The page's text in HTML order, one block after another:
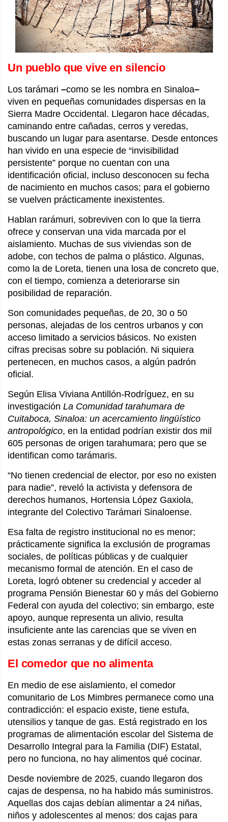
Un pueblo que vive en silencio
Los tarámari –como se les nombra en Sinaloa–
viven en pequeñas comunidades dispersas en la
Sierra Madre Occidental. Llegaron hace décadas,
caminando entre cañadas, cerros y veredas,
buscando un lugar para asentarse. Desde entonces
han vivido en una especie de “invisibilidad
persistente” porque no cuentan con una
identificación oficial, incluso desconocen su fecha
de nacimiento en muchos casos; para el gobierno
se vuelven prácticamente inexistentes.
Hablan rarámuri, sobreviven con lo que la tierra
ofrece y conservan una vida marcada por el
aislamiento. Muchas de sus viviendas son de
adobe, con techos de palma o plástico. Algunas,
como la de Loreta, tienen una losa de concreto que,
con el tiempo, comienza a deteriorarse sin
posibilidad de reparación.
Son comunidades pequeñas, de 20, 30 o 50
personas, alejadas de los centros urbanos y con
acceso limitado a servicios básicos. No existen
cifras precisas sobre su población. Ni siquiera
pertenecen, en muchos casos, a algún padrón
oficial.
Según Elisa Viviana Antillón-Rodríguez, en su
investigación La Comunidad tarahumara de
Cuitaboca, Sinaloa: un acercamiento lingüístico
antropológico, en la entidad podrían existir dos mil
605 personas de origen tarahumara; pero que se
identifican como tarámaris.
“No tienen credencial de elector, por eso no existen
para nadie”, reveló la activista y defensora de
derechos humanos, Hortensia López Gaxiola,
integrante del Colectivo Tarámari Sinaloense.
Esa falta de registro institucional no es menor;
prácticamente significa la exclusión de programas
sociales, de políticas públicas y de cualquier
mecanismo formal de atención. En el caso de
Loreta, logró obtener su credencial y acceder al
programa Pensión Bienestar 60 y más del Gobierno
Federal con ayuda del colectivo; sin embargo, este
apoyo, aunque representa un alivio, resulta
insuficiente ante las carencias que se viven en
estas zonas serranas y de difícil acceso.
El comedor que no alimenta
En medio de ese aislamiento, el comedor
comunitario de Los Mimbres permanece como una
contradicción: el espacio existe, tiene estufa,
utensilios y tanque de gas. Está registrado en los
programas de alimentación escolar del Sistema de
Desarrollo Integral para la Familia (DIF) Estatal,
pero no funciona, no hay alimentos qué cocinar.
Desde noviembre de 2025, cuando llegaron dos
cajas de despensa, no ha habido más suministros.
Aquellas dos cajas debían alimentar a 24 niñas,
niños y adolescentes al menos: dos cajas para